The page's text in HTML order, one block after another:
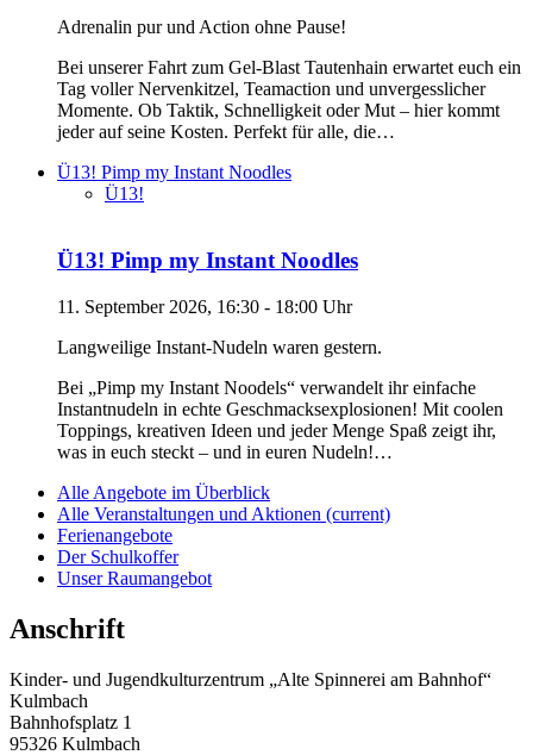
Adrenalin pur und Action ohne Pause!
Bei unserer Fahrt zum Gel-Blast Tautenhain erwartet euch ein
Tag voller Nervenkitzel, Teamaction und unvergesslicher
Momente. Ob Taktik, Schnelligkeit oder Mut – hier kommt
jeder auf seine Kosten. Perfekt für alle, die…
Ü13! Pimp my Instant Noodles
Ü13!
Ü13! Pimp my Instant Noodles
11. September 2026, 16:30 - 18:00 Uhr
Langweilige Instant-Nudeln waren gestern.
Bei „Pimp my Instant Noodels“ verwandelt ihr einfache
Instantnudeln in echte Geschmacksexplosionen! Mit coolen
Toppings, kreativen Ideen und jeder Menge Spaß zeigt ihr,
was in euch steckt – und in euren Nudeln!…
Alle Angebote im Überblick
Alle Veranstaltungen und Aktionen (current)
Ferienangebote
Der Schulkoffer
Unser Raumangebot
Anschrift
Kinder- und Jugendkulturzentrum „Alte Spinnerei am Bahnhof“
Kulmbach
Bahnhofsplatz 1
95326 Kulmbach